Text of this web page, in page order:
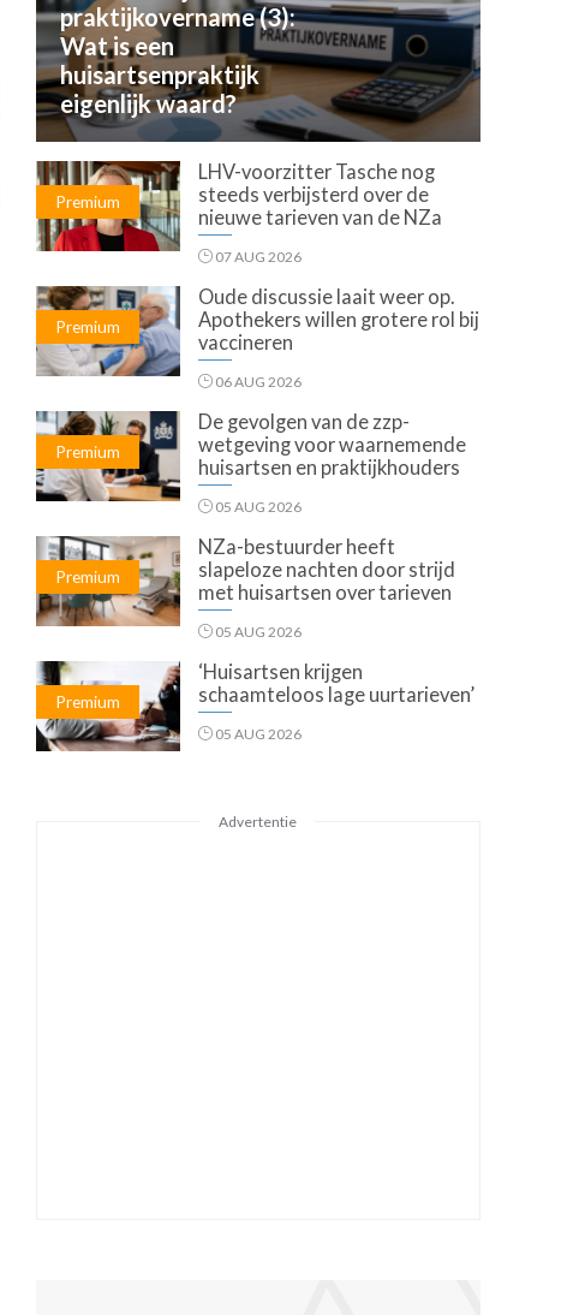
praktijkovername (3):
Wat is een
huisartsenpraktijk
eigenlijk waard?
Premium
LHV-voorzitter Tasche nog
steeds verbijsterd over de
nieuwe tarieven van de NZa
07 AUG 2026
Premium
Oude discussie laait weer op.
Apothekers willen grotere rol bij
vaccineren
06 AUG 2026
Premium
De gevolgen van de zzp-
wetgeving voor waarnemende
huisartsen en praktijkhouders
05 AUG 2026
Premium
NZa-bestuurder heeft
slapeloze nachten door strijd
met huisartsen over tarieven
05 AUG 2026
Premium
‘Huisartsen krijgen
schaamteloos lage uurtarieven’
05 AUG 2026
Advertentie